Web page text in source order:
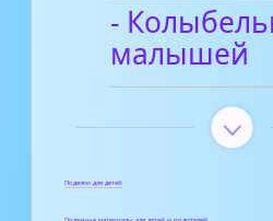
-
малышей
Поделки для детей